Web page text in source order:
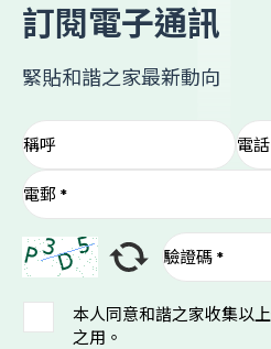
訂閱電子通訊
緊貼和諧之家最新動向
本人同意和諧之家收集以
之用。